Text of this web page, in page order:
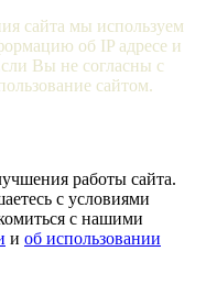
сайта мы используем
об IP адресе и
Вы не согласны с
сайтом.
работы сайта.
с условиями
с нашими
и об использовании